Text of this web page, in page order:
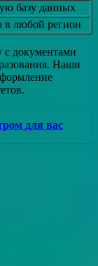
базу данных
в любой регион
документами
Наши
для вас